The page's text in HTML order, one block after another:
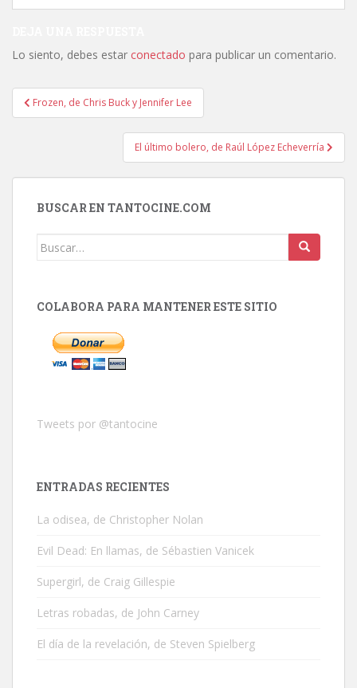
Lo siento, debes estar conectado para publicar un comentario.
Navegación
de
Frozen, de Chris Buck y Jennifer Lee
El último bolero, de Raúl López Echeverría
BUSCAR EN TANTOCINE.COM
Buscar:
COLABORA PARA MANTENER ESTE SITIO
Tweets por @tantocine
ENTRADAS RECIENTES
La odisea, de Christopher Nolan
Evil Dead: En llamas, de Sébastien Vanicek
Supergirl, de Craig Gillespie
Letras robadas, de John Carney
El día de la revelación, de Steven Spielberg